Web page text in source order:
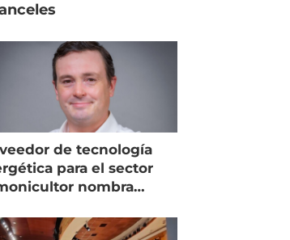
de tecnología
para el sector
nombra